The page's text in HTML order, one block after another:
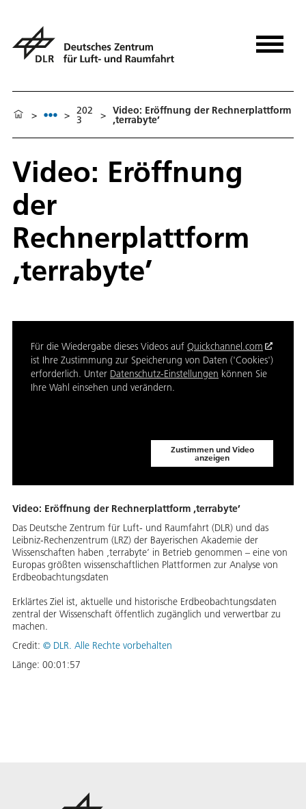
> > 202
3 > Video: Eröffnung der Rechnerplattform
‚terrabyte’
Video: Eröffnung
der
Rechnerplattform
‚terrabyte’
Für die Wiedergabe dieses Videos auf Quickchannel.com
ist Ihre Zustimmung zur Speicherung von Daten ('Cookies')
erforderlich. Unter Datenschutz-Einstellungen können Sie
Ihre Wahl einsehen und verändern.
Zustimmen und Video
anzeigen
Video: Eröffnung der Rechnerplattform ‚terrabyte’
Das Deutsche Zentrum für Luft- und Raumfahrt (DLR) und das
Leibniz-Rechenzentrum (LRZ) der Bayerischen Akademie der
Wissenschaften haben ‚terrabyte’ in Betrieb genommen – eine von
Europas größten wissenschaftlichen Plattformen zur Analyse von
Erdbeobachtungsdaten
Erklärtes Ziel ist, aktuelle und historische Erdbeobachtungsdaten
zentral der Wissenschaft öffentlich zugänglich und verwertbar zu
machen.
Credit: © DLR. Alle Rechte vorbehalten
Länge: 00:01:57